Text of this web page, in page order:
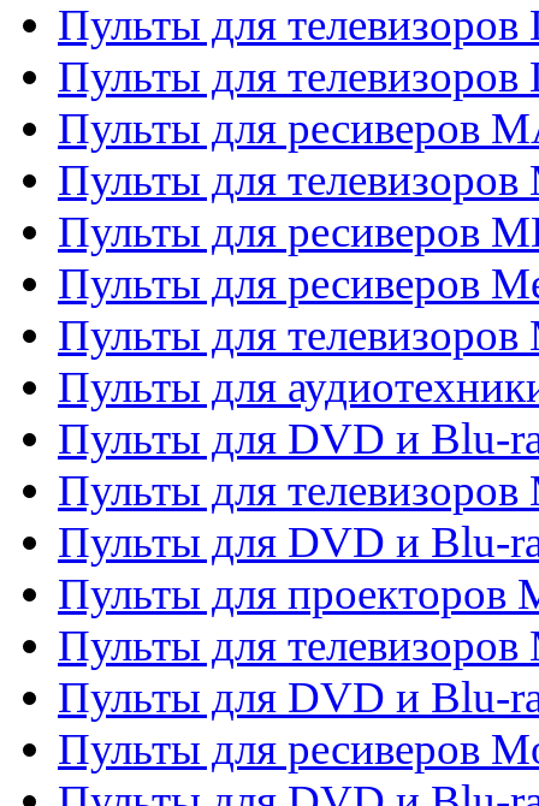
Пульты для телевизоров
Пульты для телевизоров
Пульты для ресиверов
Пульты для телевизоров
Пульты для ресиверов
Пульты для ресиверов
Пульты для телевизоров
Пульты для
Пульты для DVD и Blu-
Пульты для
Пульты для DVD и Blu-
Пульты для проекторов
Пульты для
Пульты для DVD и Blu-
Пульты для ресиверов